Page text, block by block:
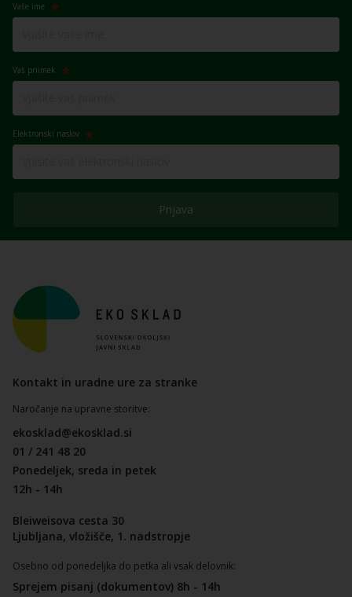
Vaše ime
Vaš priimek
Elektronski naslov
Prijava
Kontakt in uradne ure za stranke
Naročanje na upravne storitve:
ekosklad@ekosklad.si
01 / 241 48 20
Ponedeljek, sreda in petek
12h - 14h
Bleiweisova cesta 30
Ljubljana, vložišče, 1. nadstropje
Osebno od ponedeljka do petka ali vsak delovnik:
Sprejem pisanj (dokumentov) 8h - 14h